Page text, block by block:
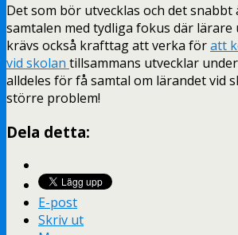
Det som bör utvecklas och det snabbt
samtalen med tydliga fokus där lärare
krävs också krafttag att verka föratt
vid skolan tillsammans utvecklar
alldeles för få samtal om lärandet vid
större problem!
Dela detta:
E-post
Skriv ut